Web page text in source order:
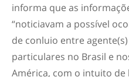
informa que as
“noticiavam a possível
de conluio entre
particulares no Brasil e
América, com o intuito de